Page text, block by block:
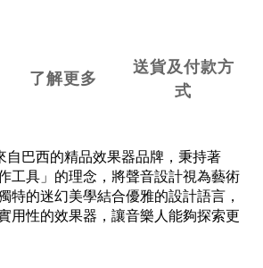
了解更多
送貨及付款方
式
自巴西的精品效果器品牌，秉持著
工具」的理念，將聲音設計視為藝術
特的迷幻美學結合優雅的設計語言，
用性的效果器，讓音樂人能夠探索更